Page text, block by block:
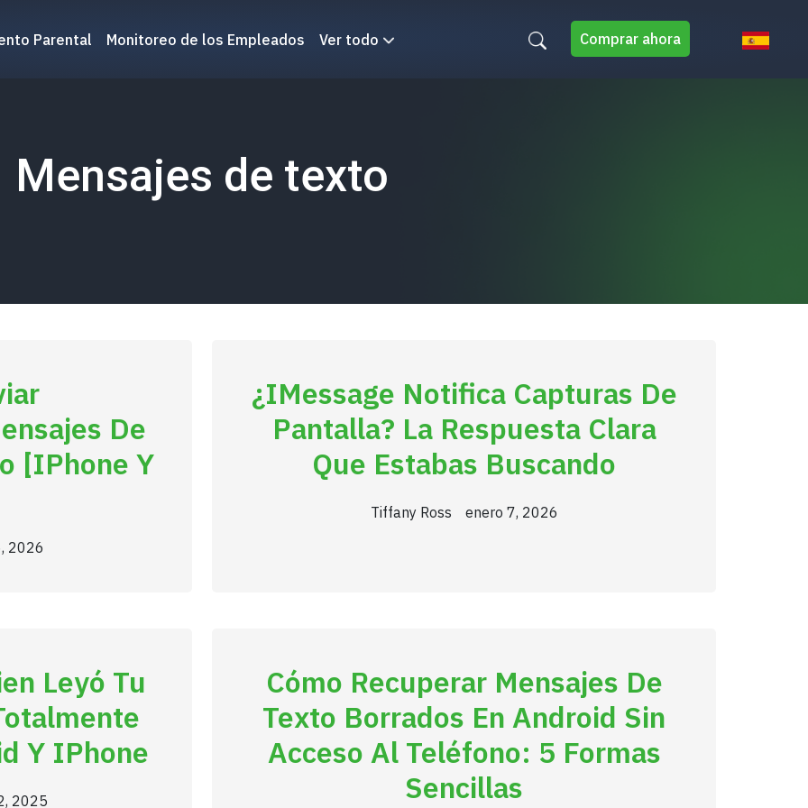
Parental Monitoreo de los Empleados Ver todo Comprar ahora
Mensajes de texto
De
[iPhone Y
2026
¿iMessage Notifica Capturas De
Pantalla? La Respuesta Clara
Que Estabas Buscando
Tiffany Ross enero 7, 2026
Leyó Tu
Y IPhone
2025
Cómo Recuperar Mensajes De
Texto Borrados En Android Sin
Acceso Al Teléfono: 5 Formas
Sencillas